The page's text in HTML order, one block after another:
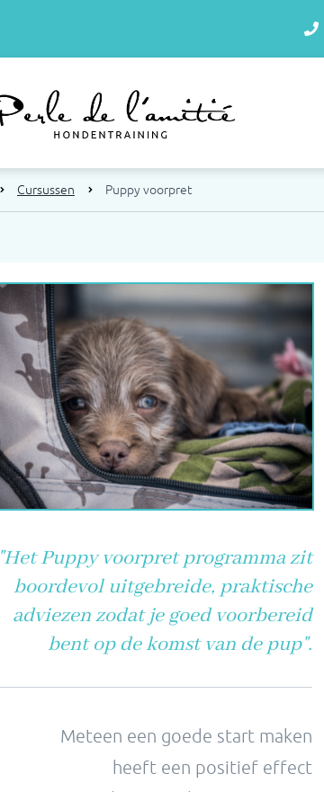
Cursussen Puppy voorpret
"Het Puppy voorpret programma zit
boordevol uitgebreide, praktische
adviezen zodat je goed voorbereid
bent op de komst van de pup".
Meteen een goede start maken
heeft een positief effect